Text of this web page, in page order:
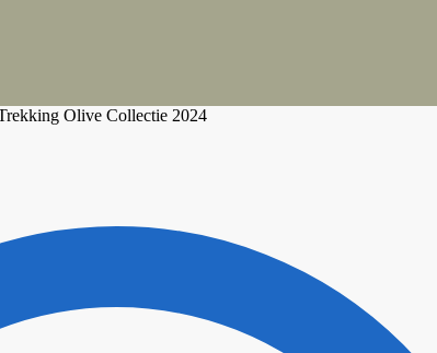
Olive Collectie 2024